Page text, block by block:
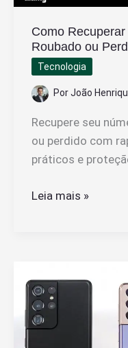
Como
Roubado ou
Tecnologia
PorJoão
Recupere seu
ou perdido com
práticos e
Como
WhatsApp
Roubado
ou
Leia mais »